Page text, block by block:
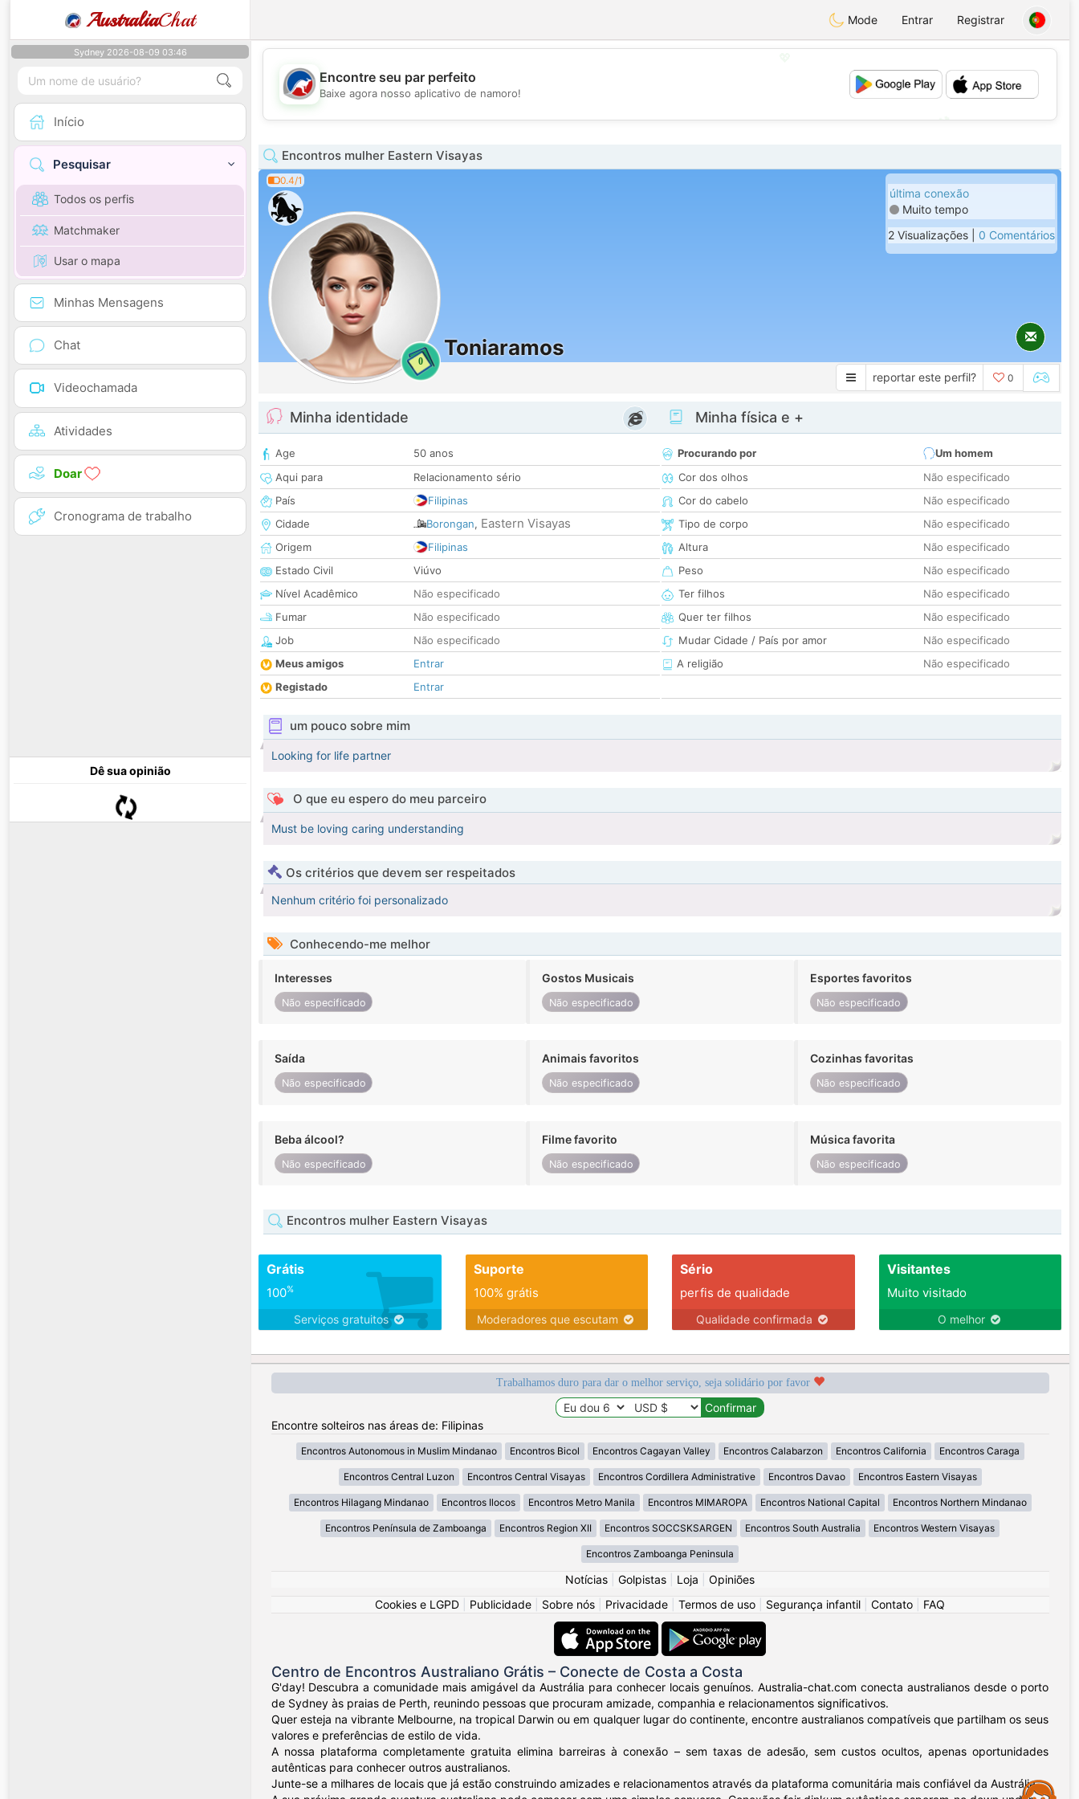
AustraliaChat Mode Entrar Registrar
Sydney 2026-08-09 03:46
Início
Pesquisar
Todos os perfis
Matchmaker
Usar o mapa
Minhas Mensagens
Chat
Videochamada
Atividades
Doar
Cronograma de trabalho
Dê sua opinião
💖
💕
Encontre seu par perfeito
Baixe agora nosso aplicativo de namoro!
Encontros mulher Eastern Visayas
0.4/1
0
Toniaramos
última conexão
Muito tempo
2 Visualizações | 0 Comentários
reportar este perfil? 0
Minha identidade
Age
50 anos
Aqui para
Relacionamento sério
País
Filipinas
Cidade
Borongan, Eastern Visayas
Origem
Filipinas
Estado Civil
Viúvo
Nível Acadêmico
Não especificado
Fumar
Não especificado
Job
Não especificado
Meus amigos
Entrar
Registado
Entrar
Minha física e +
Procurando por
Um homem
Cor dos olhos
Não especificado
Cor do cabelo
Não especificado
Tipo de corpo
Não especificado
Altura
Não especificado
Peso
Não especificado
Ter filhos
Não especificado
Quer ter filhos
Não especificado
Mudar Cidade / País por amor
Não especificado
A religião
Não especificado
um pouco sobre mim
Looking for life partner
O que eu espero do meu parceiro
Must be loving caring understanding
Os critérios que devem ser respeitados
Nenhum critério foi personalizado
Conhecendo-me melhor
Interesses
Não especificado
Gostos Musicais
Não especificado
Esportes favoritos
Não especificado
Saída
Não especificado
Animais favoritos
Não especificado
Cozinhas favoritas
Não especificado
Beba álcool?
Não especificado
Filme favorito
Não especificado
Música favorita
Não especificado
Encontros mulher Eastern Visayas
Grátis
100%
Serviços gratuitos
Suporte
100% grátis
Moderadores que escutam
Sério
perfis de qualidade
Qualidade confirmada
Visitantes
Muito visitado
O melhor
Trabalhamos duro para dar o melhor serviço, seja solidário por favor
Encontre solteiros nas áreas de: Filipinas
Encontros Autonomous in Muslim Mindanao Encontros Bicol Encontros Cagayan Valley Encontros Calabarzon Encontros California Encontros Caraga
Encontros Central Luzon Encontros Central Visayas Encontros Cordillera Administrative Encontros Davao Encontros Eastern Visayas
Encontros Hilagang Mindanao Encontros Ilocos Encontros Metro Manila Encontros MIMAROPA Encontros National Capital Encontros Northern Mindanao
Encontros Península de Zamboanga Encontros Region XII Encontros SOCCSKSARGEN Encontros South Australia Encontros Western Visayas
Encontros Zamboanga Peninsula
Notícias Golpistas Loja
Opiniões
Cookies e LGPD
Publicidade Sobre nós Privacidade Termos de uso Segurança infantil Contato FAQ
Centro de Encontros Australiano Grátis – Conecte de Costa a Costa
G'day! Descubra a comunidade mais amigável da Austrália para conhecer locais genuínos. Australia-chat.com conecta australianos desde o porto
de Sydney às praias de Perth, reunindo pessoas que procuram amizade, companhia e relacionamentos significativos.
Quer esteja na vibrante Melbourne, na tropical Darwin ou em qualquer lugar do continente, encontre australianos compatíveis que partilham os seus
valores e preferências de estilo de vida.
A nossa plataforma completamente gratuita elimina barreiras à conexão – sem taxas de adesão, sem custos ocultos, apenas oportunidades
autênticas para conhecer outros australianos.
Junte-se a milhares de locais que já estão construindo amizades e relacionamentos através da plataforma comunitária mais confiável da Austrália.
Assistance